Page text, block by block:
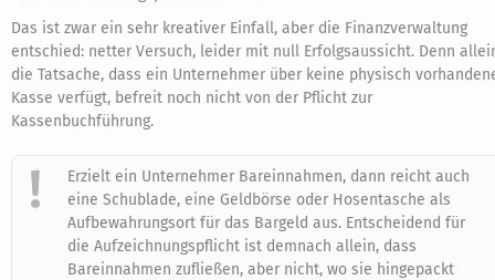
Das ist zwar ein sehr kreativer Einfall, aber die Finanzverwaltung
entschied: netter Versuch, leider mit null Erfolgsaussicht. Denn
die Tatsache, dass ein Unternehmer über keine physisch
Kasse verfügt, befreit noch nicht von der Pflicht zur
Kassenbuchführung.
Erzielt ein Unternehmer Bareinnahmen, dann reicht auch
eine Schublade, eine Geldbörse oder Hosentasche als
Aufbewahrungsort für das Bargeld aus. Entscheidend für
die Aufzeichnungspflicht ist demnach allein, dass
Bareinnahmen zufließen, aber nicht, wo sie hingepackt